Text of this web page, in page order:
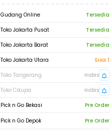
Gudang Online
Tersedia
Toko Jakarta Pusat
Tersedia
Toko Jakarta Barat
Tersedia
Toko Jakarta Utara
Sisa 1
Toko Tangerang
Habis
Toko Cikupa
Habis
Pick n Go Bekasi
Pre Order
Pick n Go Depok Pre Order